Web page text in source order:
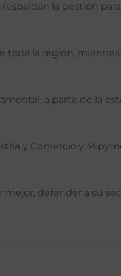
la gestión
toda la región,
a parte de la
y Comercio y
defender a su